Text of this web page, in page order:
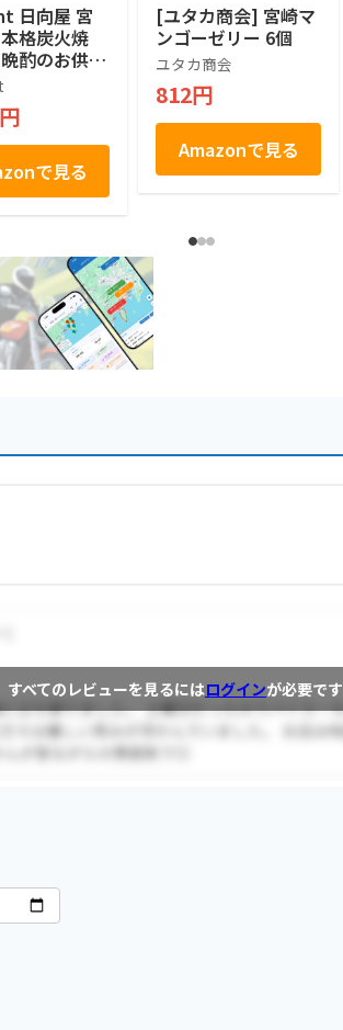
日向屋 宮
格炭火焼
酌のお供に
国産鶏 (プ
子胡椒) 各
計8個 [オ
保存袋]
で見る
[ユタカ商会] 宮崎マ
ンゴーゼリー 6個
ユタカ商会
812円
Amazonで見る
すべてのレビューを見るにはログインが必要です